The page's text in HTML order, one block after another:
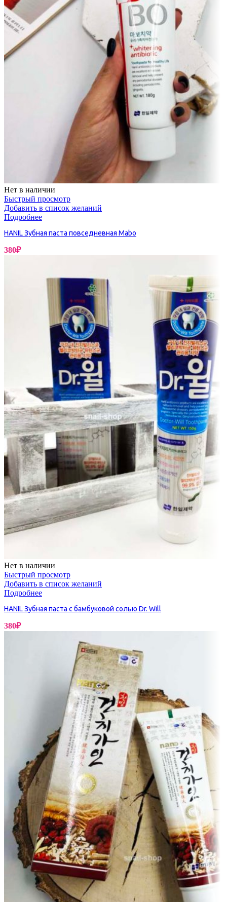
Нет в наличии
Быстрый просмотр
Добавить в список желаний
Подробнее
HANIL Зубная паста повседневная Mabo
380₽
Нет в наличии
Быстрый просмотр
Добавить в список желаний
Подробнее
HANIL Зубная паста с бамбуковой солью Dr. Will
380₽